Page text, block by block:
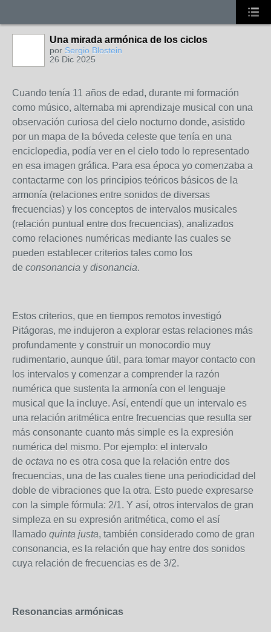
Una mirada armónica de los ciclos
por Sergio Blostein
26 Dic 2025
Cuando tenía 11 años de edad, durante mi formación
como músico, alternaba mi aprendizaje musical con una
observación curiosa del cielo nocturno donde, asistido
por un mapa de la bóveda celeste que tenía en una
enciclopedia, podía ver en el cielo todo lo representado
en esa imagen gráfica. Para esa época yo comenzaba a
contactarme con los principios teóricos básicos de la
armonía (relaciones entre sonidos de diversas
frecuencias) y los conceptos de intervalos musicales
(relación puntual entre dos frecuencias), analizados
como relaciones numéricas mediante las cuales se
pueden establecer criterios tales como los
de consonancia y disonancia.
Estos criterios, que en tiempos remotos investigó
Pitágoras, me indujeron a explorar estas relaciones más
profundamente y construir un monocordio muy
rudimentario, aunque útil, para tomar mayor contacto con
los intervalos y comenzar a comprender la razón
numérica que sustenta la armonía con el lenguaje
musical que la incluye. Así, entendí que un intervalo es
una relación aritmética entre frecuencias que resulta ser
más consonante cuanto más simple es la expresión
numérica del mismo. Por ejemplo: el intervalo
de octava no es otra cosa que la relación entre dos
frecuencias, una de las cuales tiene una periodicidad del
doble de vibraciones que la otra. Esto puede expresarse
con la simple fórmula: 2/1. Y así, otros intervalos de gran
simpleza en su expresión aritmética, como el así
llamado quinta justa, también considerado como de gran
consonancia, es la relación que hay entre dos sonidos
cuya relación de frecuencias es de 3/2.
Resonancias armónicas